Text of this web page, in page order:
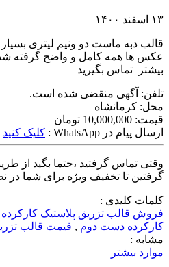
۱۳ اسفند ۱۴۰۰
قالب دبه ماست دو ونیم لیتری بسیار
عکس ها همه کامل و واضح گرفته
بیشتر تماس بگیرید
تلفن: آگهی منقضی شده است.
محل: کرمانشاه
قیمت: 10,000,000 تومان
ارسال پیام در WhatsApp :
کلیک کنید
وقتی تماس گرفتید ،حتما بگید از
گرفتین تا تخفیف ویژه برای شما در
کلمات کلیدی :
فروش قالب تزریق پلاستیک کارکرده
کارکرده دست دوم , قیمت قالب
مشابه :
موارد بیشتر